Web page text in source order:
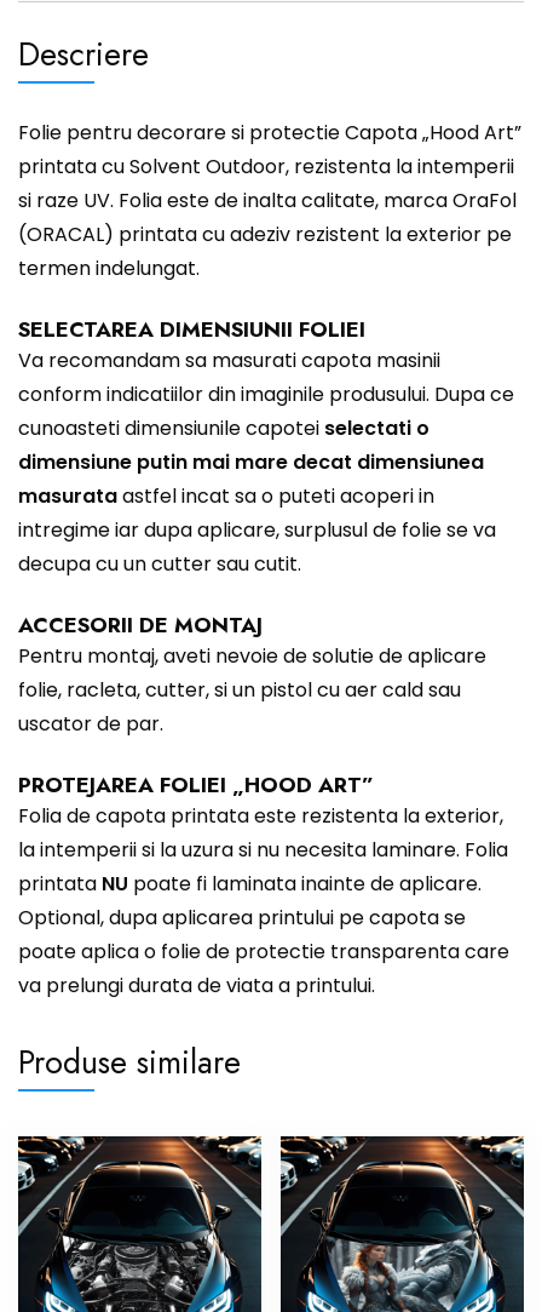
Descriere
Folie pentru decorare si protectie Capota „Hood Art”
printata cu Solvent Outdoor, rezistenta la intemperii
si raze UV. Folia este de inalta calitate, marca OraFol
(ORACAL) printata cu adeziv rezistent la exterior pe
termen indelungat.
SELECTAREA DIMENSIUNII FOLIEI
Va recomandam sa masurati capota masinii
conform indicatiilor din imaginile produsului. Dupa ce
cunoasteti dimensiunile capotei selectati o
dimensiune putin mai mare decat dimensiunea
masurataastfel incat sa o puteti acoperi in
intregime iar dupa aplicare, surplusul de folie se va
decupa cu un cutter sau cutit.
ACCESORII DE MONTAJ
Pentru montaj, aveti nevoie de solutie de aplicare
folie, racleta, cutter, si un pistol cu aer cald sau
uscator de par.
PROTEJAREA FOLIEI „HOOD ART”
Folia de capota printata este rezistenta la exterior,
la intemperii si la uzura si nu necesita laminare. Folia
printata NU poate fi laminata inainte de aplicare.
Optional, dupa aplicarea printului pe capota se
poate aplica o folie de protectie transparenta care
va prelungi durata de viata a printului.
Produse similare